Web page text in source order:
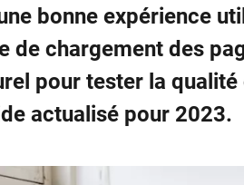
bonne expérience
de chargement des
pour tester la qualité
actualisé pour 2023.